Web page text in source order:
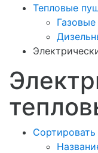
Тепловые
Сортировать